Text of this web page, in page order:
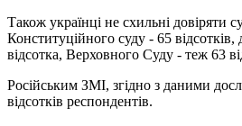
Також українці не схильні довіряти
Конституційного суду - 65 відсотків,
відсотка, Верховного Суду - теж 63
Російським ЗМІ, згідно з даними
відсотків респондентів.